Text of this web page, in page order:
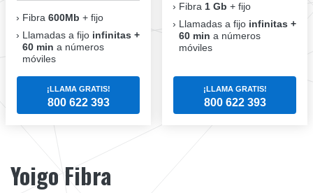
Fibra 600Mb + fijo
Llamadas a fijo infinitas +
60 min a números
móviles
¡LLAMA GRATIS!
800 622 393
Fibra 1 Gb + fijo
Llamadas a fijo infinitas +
60 min a números
móviles
¡LLAMA GRATIS!
800 622 393
Yoigo Fibra